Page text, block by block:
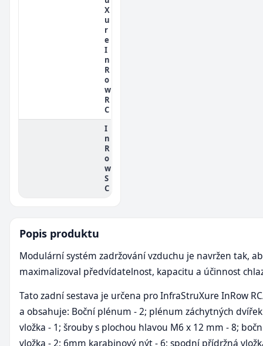
X
u
r
e
I
n
R
o
w
R
C
I
n
R
o
w
S
C
Popis produktu
Modulární systém zadržování vzduchu je navržen tak,
maximalizoval předvídatelnost, kapacitu a účinnost
Tato zadní sestava je určena pro InfraStruXure InRow
a obsahuje: Boční plénum - 2; plénum záchytných
vložka - 1; šrouby s plochou hlavou M6 x 12 mm - 8;
vložka - 2; 6mm karabinový nýt - 6; spodní přídržná